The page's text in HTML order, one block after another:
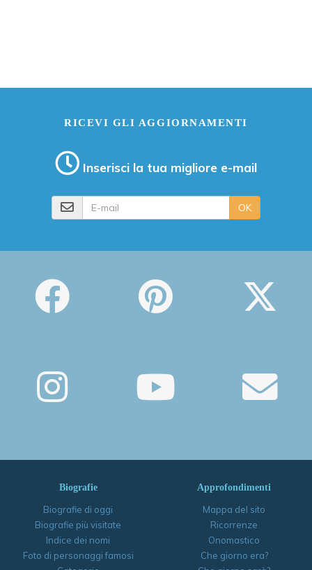
RICEVI GLI AGGIORNAMENTI
Inserisci la tua migliore e-mail
OK
Biografie
Biografie di oggi
Biografie più visitate
Indice dei nomi
Foto di personaggi famosi
Approfondimenti
Mappa del sito
Ricorrenze
Onomastico
Che giorno era?